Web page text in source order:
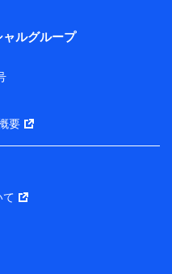
ードの「第三者提供の
共同利用する場合があ
お客さま（2019年12
ラブ会員であったこと
、2019年12月10日以
ら の利用目的の範囲内
ィナンシャルグループ
ータを共同利用しま
の項目】
フィナンシャルグルー
ルグループ
要
て